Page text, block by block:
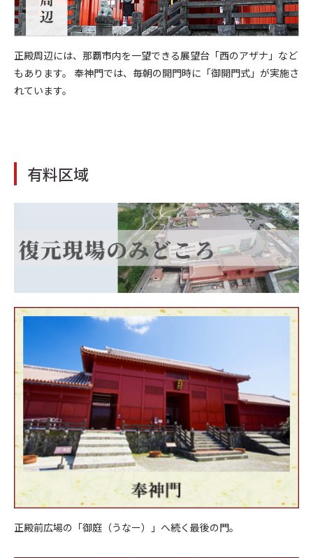
正殿周辺には、那覇市内を一望できる展望台「西のアザナ」など
もあります。 奉神門では、毎朝の開門時に「御開門式」が実施さ
れています。
有料区域
正殿前広場の「御庭（うなー）」へ続く最後の門。